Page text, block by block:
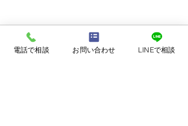
コメント
電話で相談 お問い合わせ LINEで相談